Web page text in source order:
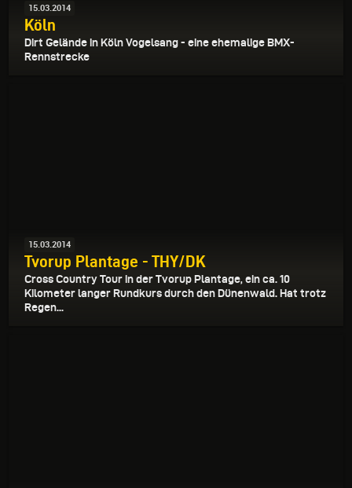
15.03.2014
Köln
Dirt Gelände in Köln Vogelsang - eine ehemalige BMX-
Rennstrecke
15.03.2014
Tvorup Plantage - THY/DK
Cross Country Tour in der Tvorup Plantage, ein ca. 10
Kilometer langer Rundkurs durch den Dünenwald. Hat trotz
Regen...